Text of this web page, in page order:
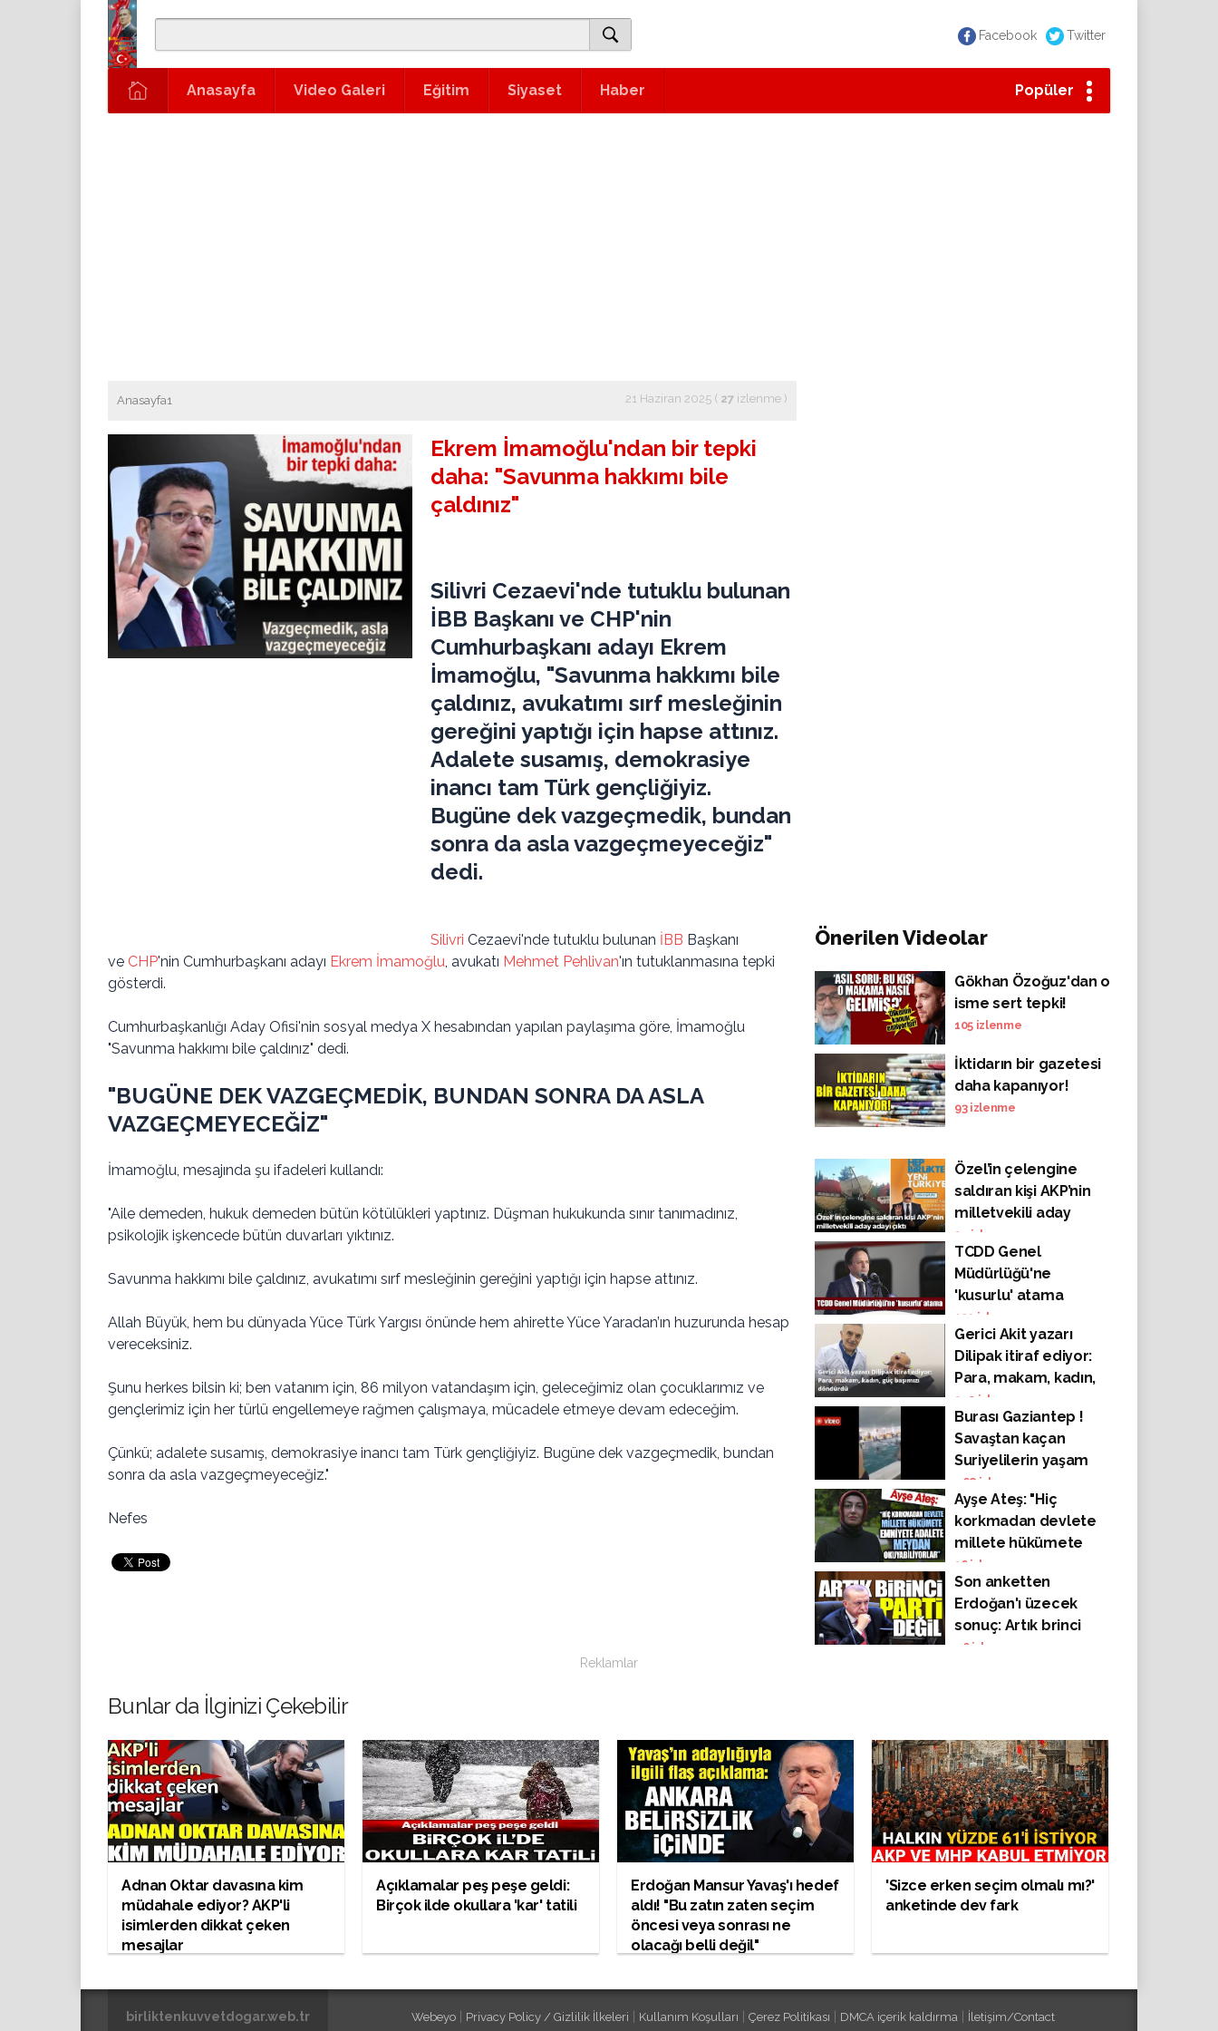
Facebook Twitter
Anasayfa Video Galeri Eğitim Siyaset Haber Popüler
Anasayfa1 21 Haziran 2025 ( 27 izlenme )
Ekrem İmamoğlu'ndan bir tepki
daha: "Savunma hakkımı bile
çaldınız"
Silivri Cezaevi'nde tutuklu bulunan
İBB Başkanı ve CHP'nin
Cumhurbaşkanı adayı Ekrem
İmamoğlu, "Savunma hakkımı bile
çaldınız, avukatımı sırf mesleğinin
gereğini yaptığı için hapse attınız.
Adalete susamış, demokrasiye
inancı tam Türk gençliğiyiz.
Bugüne dek vazgeçmedik, bundan
sonra da asla vazgeçmeyeceğiz"
dedi.
Silivri Cezaevi'nde tutuklu bulunan İBB Başkanı
ve CHP'nin Cumhurbaşkanı adayı Ekrem İmamoğlu, avukatı Mehmet Pehlivan'ın tutuklanmasına tepki
gösterdi.
Cumhurbaşkanlığı Aday Ofisi'nin sosyal medya X hesabından yapılan paylaşıma göre, İmamoğlu
"Savunma hakkımı bile çaldınız" dedi.
"BUGÜNE DEK VAZGEÇMEDİK, BUNDAN SONRA DA ASLA
VAZGEÇMEYECEĞİZ"
İmamoğlu, mesajında şu ifadeleri kullandı:
"Aile demeden, hukuk demeden bütün kötülükleri yaptınız. Düşman hukukunda sınır tanımadınız,
psikolojik işkencede bütün duvarları yıktınız.
Savunma hakkımı bile çaldınız, avukatımı sırf mesleğinin gereğini yaptığı için hapse attınız.
Allah Büyük, hem bu dünyada Yüce Türk Yargısı önünde hem ahirette Yüce Yaradan’ın huzurunda hesap
vereceksiniz.
Şunu herkes bilsin ki; ben vatanım için, 86 milyon vatandaşım için, geleceğimiz olan çocuklarımız ve
gençlerimiz için her türlü engellemeye rağmen çalışmaya, mücadele etmeye devam edeceğim.
Çünkü; adalete susamış, demokrasiye inancı tam Türk gençliğiyiz. Bugüne dek vazgeçmedik, bundan
sonra da asla vazgeçmeyeceğiz."
Nefes
Önerilen Videolar
Gökhan Özoğuz'dan o
isme sert tepki!
105 izlenme
İktidarın bir gazetesi
daha kapanıyor!
93izlenme
Özel’in çelengine
saldıran kişi AKP’nin
milletvekili aday
adayı çıktı
34 izlenme
TCDD Genel
Müdürlüğü'ne
'kusurlu' atama
129 izlenme
Gerici Akit yazarı
Dilipak itiraf ediyor:
Para, makam, kadın,
güç başımızı
döndürdü
340 izlenme
Burası Gaziantep !
Savaştan kaçan
Suriyelilerin yaşam
savaşı !
468 izlenme
Ayşe Ateş: "Hiç
korkmadan devlete
millete hükümete
emniyete adalete
meydan
okuyabiliyorlar"
36 izlenme
Son anketten
Erdoğan'ı üzecek
sonuç: Artık brinci
parti değil!
46 izlenme
Reklamlar
Bunlar da İlginizi Çekebilir
Adnan Oktar davasına kim
müdahale ediyor? AKP'li
isimlerden dikkat çeken
mesajlar
Açıklamalar peş peşe geldi:
Birçok ilde okullara 'kar' tatili
Erdoğan Mansur Yavaş'ı hedef
aldı! "Bu zatın zaten seçim
öncesi veya sonrası ne
olacağı belli değil"
'Sizce erken seçim olmalı mı?'
anketinde dev fark
birliktenkuvvetdogar.web.tr Webeyo| Privacy Policy / Gizlilik İlkeleri Kullanım Koşulları Çerez Politikası DMCA içerik kaldırma İletişim/Contact